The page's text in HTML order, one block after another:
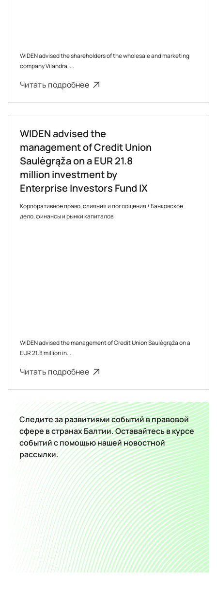
WIDEN advised the shareholders of the wholesale and marketing
company Vilandra, ...
Читать подробнее
WIDEN advised the
management of Credit Union
Saulėgrąža on a EUR 21.8
million investment by
Enterprise Investors Fund IX
Корпоративное право, слияния и поглощения/Банковское
дело, финансы и рынки капиталов
WIDEN advised the management of Credit Union Saulėgrąža on a
EUR 21.8 million in...
Читать подробнее
Следите за развитиями событий в правовой
сфере в странах Балтии. Оставайтесь в курсе
событий с помощью нашей новостной
рассылки.